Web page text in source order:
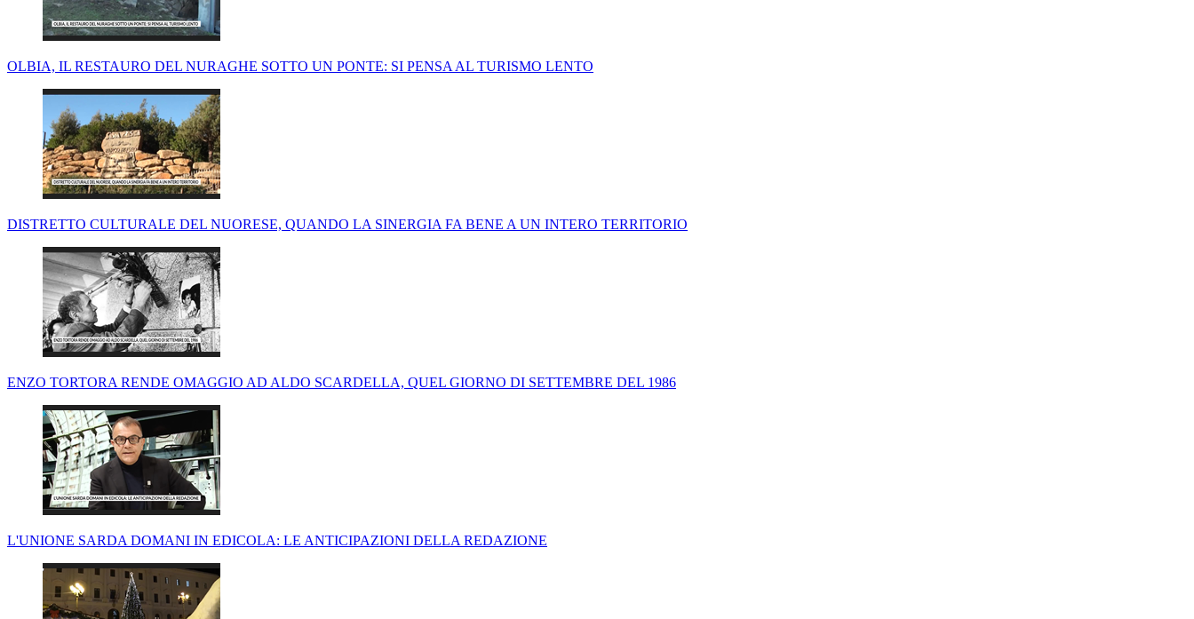
OLBIA, IL RESTAURO DEL NURAGHE SOTTO UN PONTE: SI PENSA AL TURISMO LENTO
DISTRETTO CULTURALE DEL NUORESE, QUANDO LA SINERGIA FA BENE A UN INTERO TERRITORIO
ENZO TORTORA RENDE OMAGGIO AD ALDO SCARDELLA, QUEL GIORNO DI SETTEMBRE DEL 1986
L'UNIONE SARDA DOMANI IN EDICOLA: LE ANTICIPAZIONI DELLA REDAZIONE